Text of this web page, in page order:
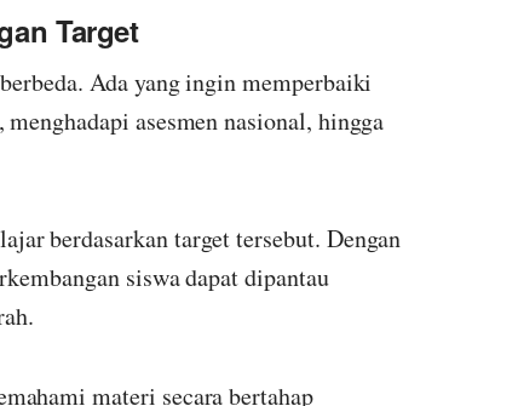
Target
Ada yang ingin memperbaiki
asesmen nasional, hingga
berdasarkan target tersebut. Dengan
siswa dapat dipantau
materi secara bertahap